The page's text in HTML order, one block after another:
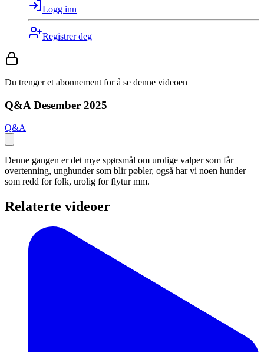
Logg inn
Registrer deg
Du trenger et abonnement for å se denne videoen
Q&A Desember 2025
Q&A
Denne gangen er det mye spørsmål om urolige valper som får
overtenning, unghunder som blir pøbler, også har vi noen hunder
som redd for folk, urolig for flytur mm.
Relaterte videoer